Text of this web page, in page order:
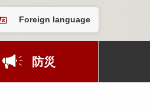
Foreign language
防災